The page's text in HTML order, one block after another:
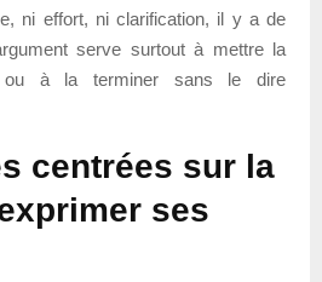
ni effort, ni clarification, il y a de
serve surtout à mettre la
ou à la terminer sans le dire
centrées sur la
ses